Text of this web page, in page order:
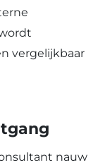
vergelijkbaar
nauw